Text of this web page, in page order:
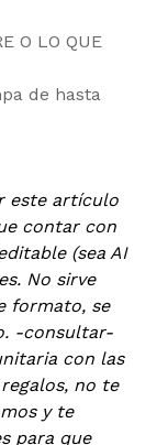
O LO QUE
de hasta
este artículo
contar con
(sea AI
No sirve
formato, se
-consultar-
con las
no te
y te
para que